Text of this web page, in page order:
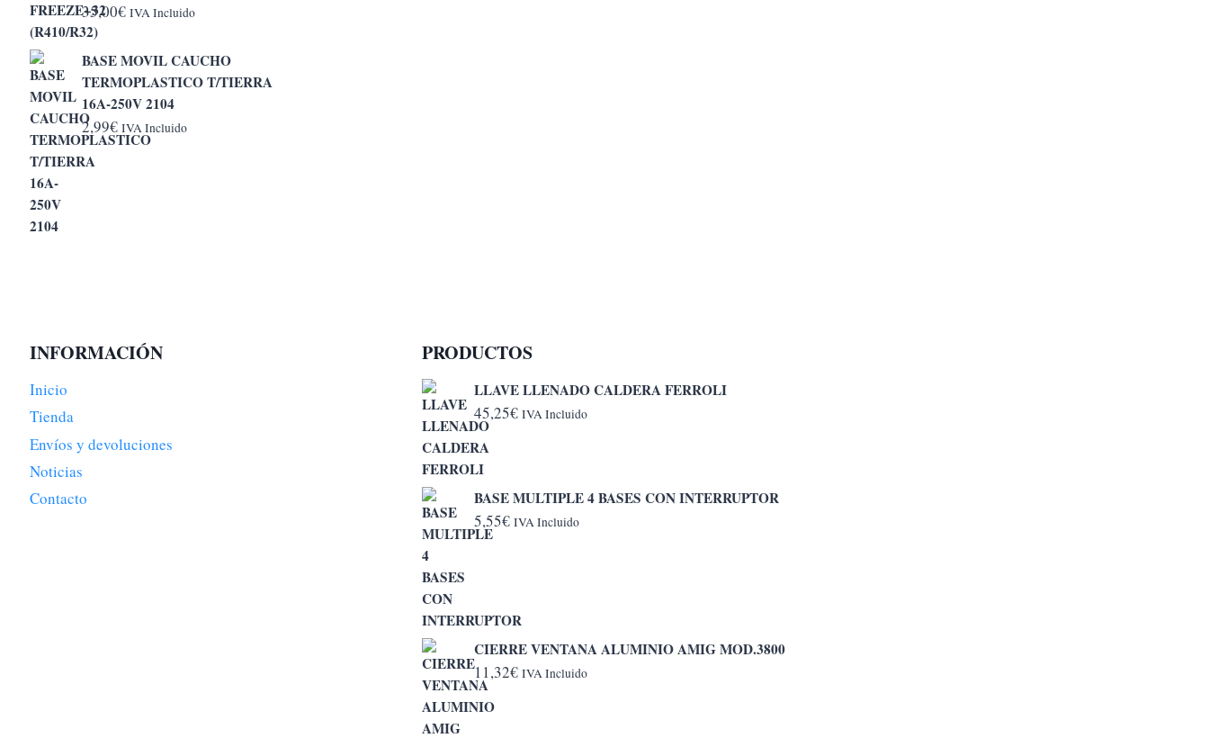
35,00€ IVA Incluido
BASE MOVIL CAUCHO
TERMOPLASTICO T/TIERRA
16A-250V 2104
2,99€ IVA Incluido
INFORMACIÓN
Inicio
Tienda
Envíos y devoluciones
Noticias
Contacto
PRODUCTOS
LLAVE LLENADO CALDERA FERROLI
45,25€ IVA Incluido
BASE MULTIPLE 4 BASES CON INTERRUPTOR
5,55€ IVA Incluido
CIERRE VENTANA ALUMINIO AMIG MOD.3800
11,32€ IVA Incluido